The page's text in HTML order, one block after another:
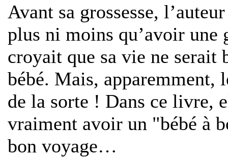
Avant sa grossesse,
plus ni moins qu’avoir une
croyait que sa vie ne serait
bébé. Mais, apparemment,
de la sorte ! Dans ce livre,
vraiment avoir un "bébé à
bon voyage…